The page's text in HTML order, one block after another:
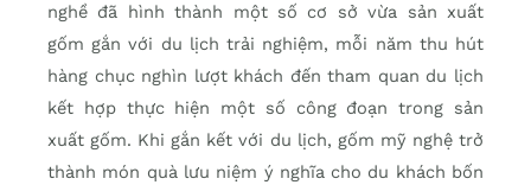
nghề đã hình thành một số cơ sở vừa sản xuất
gốm gắn với du lịch trải nghiệm, mỗi năm thu hút
hàng chục nghìn lượt khách đến tham quan du lịch
kết hợp thực hiện một số công đoạn trong sản
xuất gốm. Khi gắn kết với du lịch, gốm mỹ nghệ trở
thành món quà lưu niệm ý nghĩa cho du khách bốn